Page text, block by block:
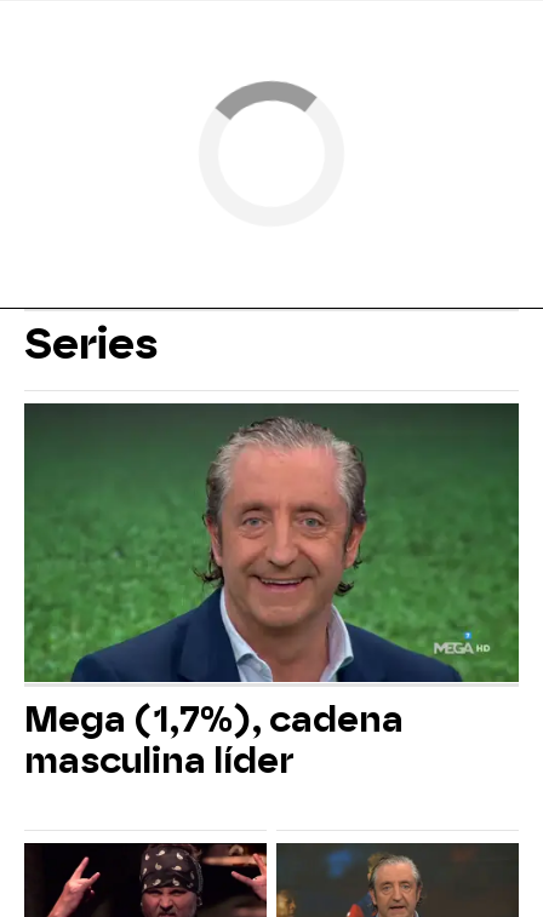
Series
Mega (1,7%), cadena
masculina líder